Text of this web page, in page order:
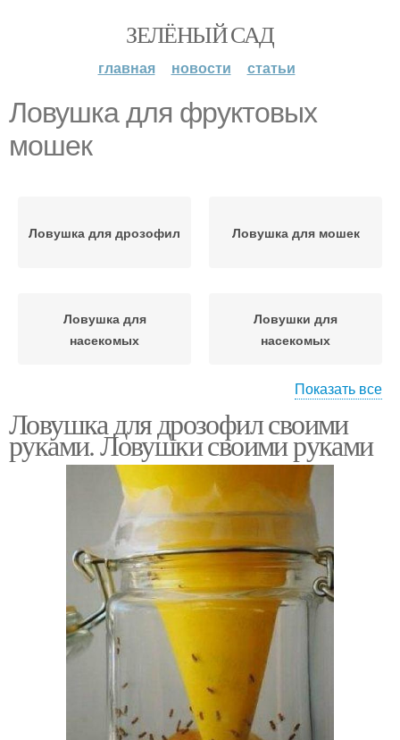
ЗЕЛЁНЫЙ САД
главная новости статьи
Ловушка для фруктовых
мошек
Ловушка для дрозофил Ловушка для мошек
Ловушка для
насекомых
Ловушки для
насекомых
Бесплатная ловушка
Показать все
Ловушка для дрозофил своими
руками. Ловушки своими руками